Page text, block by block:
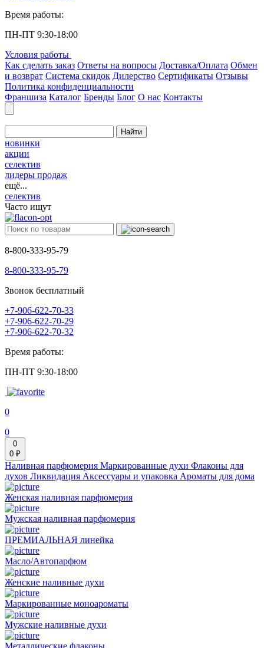
Время работы:
ПН-ПТ 9:30-18:00
Условия работы
Как сделать заказ Ответы на вопросы Доставка/Оплата Обмен
и возврат Система скидок Дилерство Сертификаты Отзывы
Политика конфиденциальности
Франшиза Каталог Бренды Блог О нас Контакты
Найти
новинки
акции
селектив
лидеры продаж
ещё...
селектив
Часто ищут
8-800-333-95-79
8-800-333-95-79
Звонок бесплатный
+7-906-622-70-33
+7-906-622-70-29
+7-906-622-70-32
Время работы:
ПН-ПТ 9:30-18:00
0
0
0
0 ₽
Наливная парфюмерия Маркированные духи Флаконы для
духов Ликвидация Аксессуары и упаковка Ароматы для дома
Женская наливная парфюмерия
Мужская наливная парфюмерия
ПРЕМИАЛЬНАЯ линейка
Масло/Автопарфюм
Женские наливные духи
Маркированные моноароматы
Мужские наливные духи
Металлические флаконы